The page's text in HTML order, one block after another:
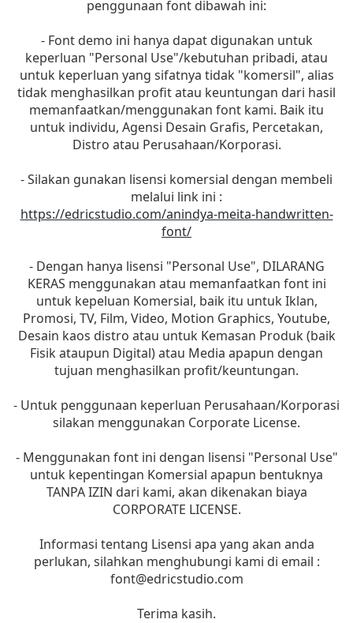
penggunaan font dibawah ini:
- Font demo ini hanya dapat digunakan untuk
keperluan "Personal Use"/kebutuhan pribadi, atau
untuk keperluan yang sifatnya tidak "komersil", alias
tidak menghasilkan profit atau keuntungan dari hasil
memanfaatkan/menggunakan font kami. Baik itu
untuk individu, Agensi Desain Grafis, Percetakan,
Distro atau Perusahaan/Korporasi.
- Silakan gunakan lisensi komersial dengan membeli
melalui link ini :
https://edricstudio.com/anindya-meita-handwritten-
font/
- Dengan hanya lisensi "Personal Use", DILARANG
KERAS menggunakan atau memanfaatkan font ini
untuk kepeluan Komersial, baik itu untuk Iklan,
Promosi, TV, Film, Video, Motion Graphics, Youtube,
Desain kaos distro atau untuk Kemasan Produk (baik
Fisik ataupun Digital) atau Media apapun dengan
tujuan menghasilkan profit/keuntungan.
- Untuk penggunaan keperluan Perusahaan/Korporasi
silakan menggunakan Corporate License.
- Menggunakan font ini dengan lisensi "Personal Use"
untuk kepentingan Komersial apapun bentuknya
TANPA IZIN dari kami, akan dikenakan biaya
CORPORATE LICENSE.
Informasi tentang Lisensi apa yang akan anda
perlukan, silahkan menghubungi kami di email :
font@edricstudio.com
Terima kasih.